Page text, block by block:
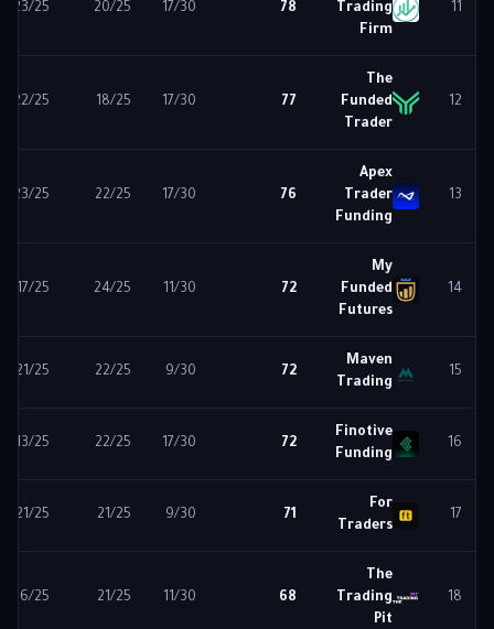
11
Trading
Firm
78
17/30
20/25
23/25
12
The
Funded
Trader
77
17/30
18/25
22/25
13
Apex
Trader
Funding
76
17/30
22/25
23/25
14
My
Funded
Futures
72
11/30
24/25
17/25
15
Maven
Trading
72
9/30
22/25
21/25
16
Finotive
Funding
72
17/30
22/25
13/25
17
For
Traders
71
9/30
21/25
21/25
18
The
Trading
Pit
68
11/30
21/25
16/25